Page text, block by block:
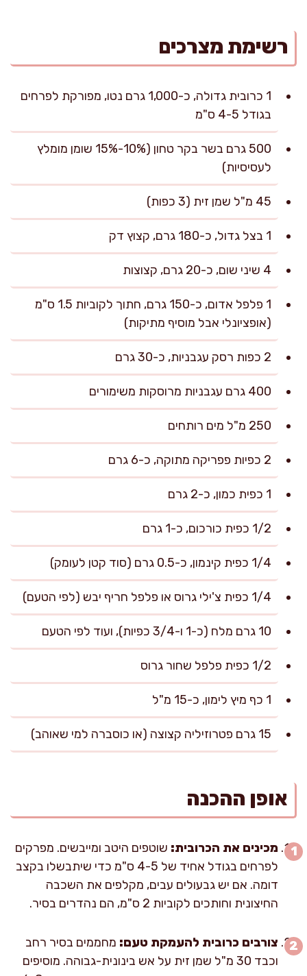
רשימת מצרכים
1 כרובית גדולה, כ-1,000 גרם נטו, מפורקת לפרחים
בגודל 4-5 ס"מ
500 גרם בשר בקר טחון (10%-15% שומן מומלץ
לעסיסיות)
45 מ"ל שמן זית (3 כפות)
1 בצל גדול, כ-180 גרם, קצוץ דק
4 שיני שום, כ-20 גרם, קצוצות
1 פלפל אדום, כ-150 גרם, חתוך לקוביות 1.5 ס"מ
(אופציונלי אבל מוסיף מתיקות)
2 כפות רסק עגבניות, כ-30 גרם
400 גרם עגבניות מרוסקות משימורים
250 מ"ל מים רותחים
2 כפיות פפריקה מתוקה, כ-6 גרם
1 כפית כמון, כ-2 גרם
1/2 כפית כורכום, כ-1 גרם
1/4 כפית קינמון, כ-0.5 גרם (סוד קטן לעומק)
1/4 כפית צ'ילי גרוס או פלפל חריף יבש (לפי הטעם)
10 גרם מלח (כ-1 ו-3/4 כפיות), ועוד לפי הטעם
1/2 כפית פלפל שחור גרוס
1 כף מיץ לימון, כ-15 מ"ל
15 גרם פטרוזיליה קצוצה (או כוסברה למי שאוהב)
אופן ההכנה
מכינים את הכרובית: שוטפים היטב ומייבשים. מפרקים
לפרחים בגודל אחיד של 4-5 ס"מ כדי שיתבשלו בקצב
דומה. אם יש גבעולים עבים, מקלפים את השכבה
החיצונית וחותכים לקוביות 2 ס"מ, הם נהדרים בסיר.
צורבים כרובית להעמקת טעם: מחממים בסיר רחב
וכבד 30 מ"ל שמן זית על אש בינונית-גבוהה. מוסיפים